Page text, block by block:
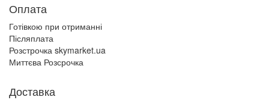
Оплата
Готівкою при отриманні
Післяплата
Розстрочка skymarket.ua
Миттєва Розсрочка
Доставка